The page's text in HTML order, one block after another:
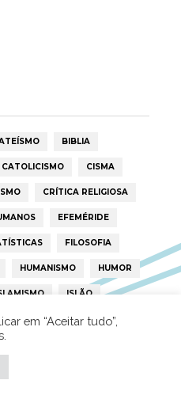
BIBLIA
CATOLICISMO CISMA
CRÍTICA RELIGIOSA
EFEMÉRIDE
FILOSOFIA
HUMANISMO HUMOR
ISLÃO
LIBERDADE
em “Aceitar tudo”,